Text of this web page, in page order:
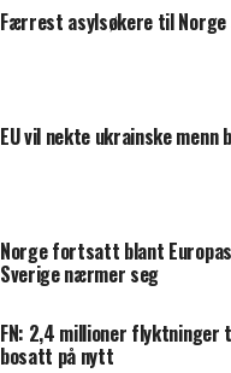
Færrest asylsøkere til Norge
EU vil nekte ukrainske menn
Norge fortsatt blant
Sverige nærmer seg
FN: 2,4 millioner flyktninger
bosatt på nytt